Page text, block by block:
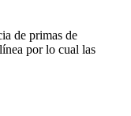
de primas de
por lo cual las